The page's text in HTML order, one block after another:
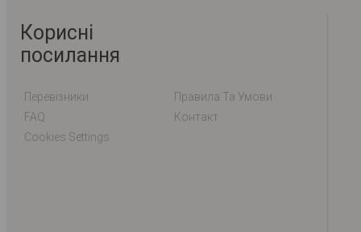
Корисні
посилання
Перевізники
Правила Та Умови
FAQ
Контакт
Cookies Settings